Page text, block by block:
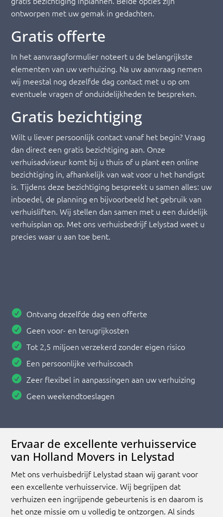
ontworpen met uw gemak in gedachten.
Gratis offerte
In het aanvraagformulier noteert u de belangrijkste
elementen van uw verhuizing. Na uw aanvraag nemen
wij meestal nog dezelfde dag contact met u op om
eventuele vragen of onduidelijkheden te bespreken.
Gratis bezichtiging
Wilt u liever persoonlijk contact vanaf het begin? Vraag
dan direct een gratis bezichtiging aan. Onze
verhuisadviseur komt bij u thuis of u plant een online
bezichtiging in, afhankelijk van wat voor u het handigst
is. Tijdens deze bezichtiging bespreekt u samen alles: uw
inboedel, de planning en bijvoorbeeld het gebruik van
verhuisliften. Wij stellen dan samen met u een duidelijk
verhuisplan op. Met ons verhuisbedrijf Lelystad weet u
precies waar u aan toe bent.
Ontvang dezelfde dag een offerte
Geen voor- en terugrijkosten
Tot 2,5 miljoen verzekerd zonder eigen risico
Een persoonlijke verhuiscoach
Zeer flexibel in aanpassingen aan uw verhuizing
Geen weekendtoeslagen
Ervaar de excellente verhuisservice
van Holland Movers in Lelystad
Met ons verhuisbedrijf Lelystad staan wij garant voor
een excellente verhuisservice. Wij begrijpen dat
verhuizen een ingrijpende gebeurtenis is en daarom is
het onze missie om u volledig te ontzorgen. Al sinds